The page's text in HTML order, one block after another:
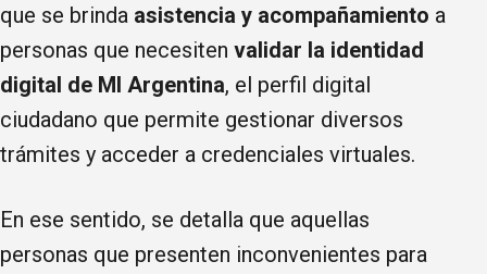
que se brinda asistencia y acompañamiento a
personas que necesiten validar la identidad
digital de MI Argentina, el perfil digital
ciudadano que permite gestionar diversos
trámites y acceder a credenciales virtuales.
En ese sentido, se detalla que aquellas
personas que presenten inconvenientes para